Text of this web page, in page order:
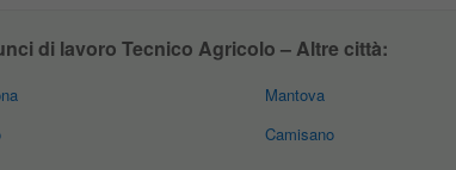
di lavoro Tecnico Agricolo – Altre città:
Mantova
Camisano